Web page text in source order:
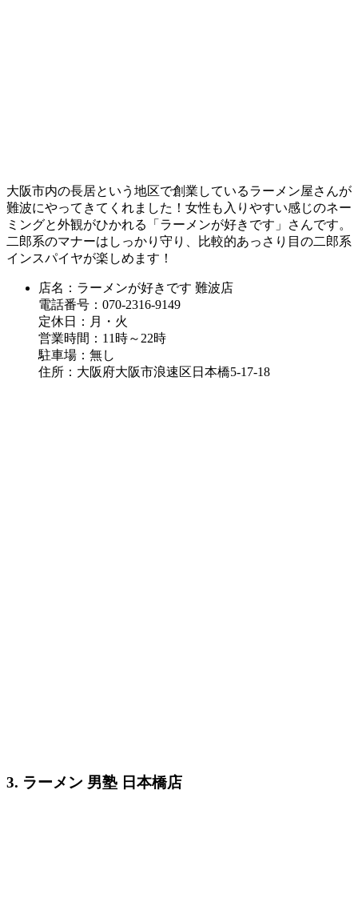
大阪市内の長居という地区で創業しているラーメン屋さんが
難波にやってきてくれました！女性も入りやすい感じのネー
ミングと外観がひかれる「ラーメンが好きです」さんです。
二郎系のマナーはしっかり守り、比較的あっさり目の二郎系
インスパイヤが楽しめます！
店名：ラーメンが好きです 難波店
電話番号：070-2316-9149
定休日：月・火
営業時間：11時～22時
駐車場：無し
住所：大阪府大阪市浪速区日本橋5-17-18
3. ラーメン 男塾 日本橋店